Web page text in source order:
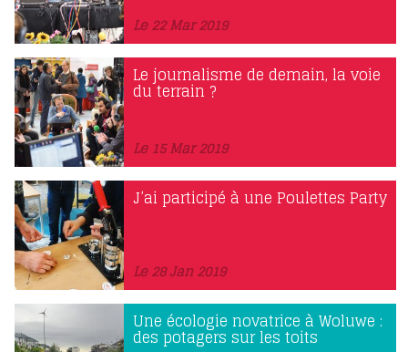
Le 22 Mar 2019
Le journalisme de demain, la voie
du terrain ?
Le 15 Mar 2019
J’ai participé à une Poulettes Party
Le 28 Jan 2019
Une écologie novatrice à Woluwe :
des potagers sur les toits